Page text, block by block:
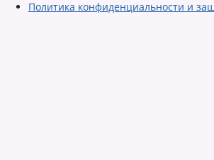
Политика конфиденциальности и